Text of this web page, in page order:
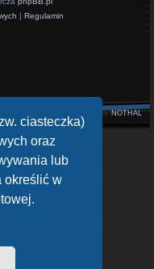
ciasteczka)
oraz
lub
określić w
| Regulamin
Style byNOTHAL
Software